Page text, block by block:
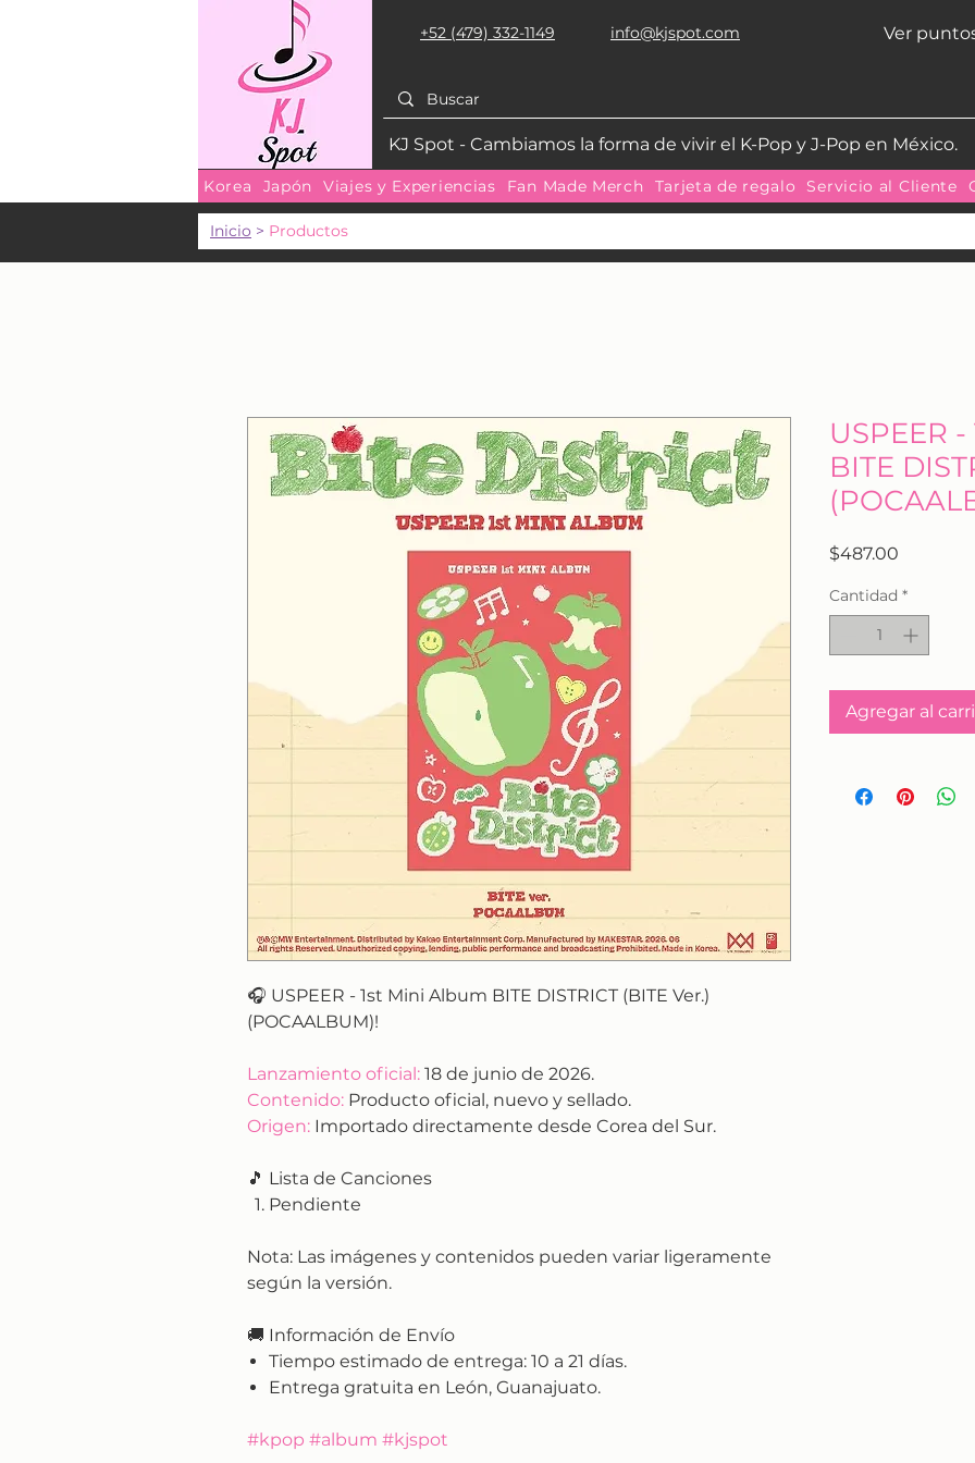
+52 (479) 332-1149 info@kjspot.com Ver
KJ Spot - Cambiamos la forma de vivir el K-Pop y J-Pop en México.
Korea Japón Viajes y Experiencias Fan Made Merch Tarjeta de regalo Servicio al Cliente
Inicio > Productos
🎧 USPEER - 1st Mini Album BITE DISTRICT (BITE Ver.)
(POCAALBUM)!
Lanzamiento oficial: 18 de junio de 2026.
Contenido: Producto oficial, nuevo y sellado.
Origen: Importado directamente desde Corea del Sur.
🎵 Lista de Canciones
Pendiente
Nota: Las imágenes y contenidos pueden variar ligeramente
según la versión.
🚚 Información de Envío
Tiempo estimado de entrega: 10 a 21 días.
Entrega gratuita en León, Guanajuato.
#kpop #album #kjspot
USPEER
BITE
$487.00
Cantidad *
Agregar al